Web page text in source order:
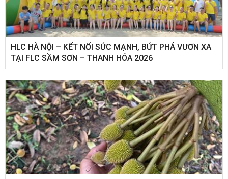
HLC HÀ NỘI – KẾT NỐI SỨC MẠNH, BỨT PHÁ VƯƠN XA
TẠI FLC SẦM SƠN – THANH HÓA 2026